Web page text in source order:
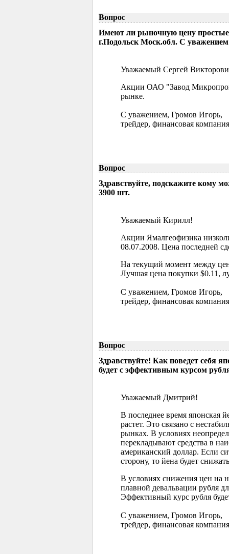
Вопрос
Имеют ли рыночную цену
г.Подольск Моск.обл. С
Уважаемый Сергей
Акции ОАО "Завод
рынке.
С уважением, Громов Игорь,
трейдер, финансовая
Вопрос
Здравствуйте, подскажите кому
3900 шт.
Уважаемый Кирилл!
Акции Ямалгеофизика
08.07.2008. Цена последней
На текущий момент между
Лучшая цена покупки $0.11,
С уважением, Громов Игорь,
трейдер, финансовая
Вопрос
Здравствуйте! Как поведет себя
будет с эффективным курсом
Уважаемый Дмитрий!
В последнее время
растет. Это связано с
рынках. В условиях
перекладывают средства в
американский доллар. Если
сторону, то йена будет
В условиях снижения цен на
плавной девальвации рубля
Эффективный курс рубля
С уважением, Громов Игорь,
трейдер, финансовая